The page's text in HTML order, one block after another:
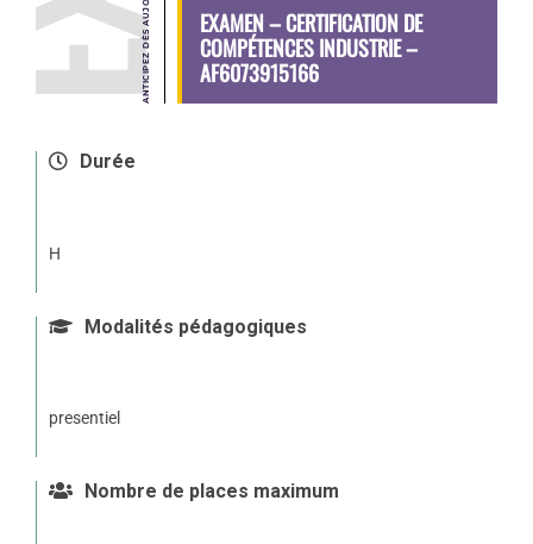
EXAMEN – CERTIFICATION DE
COMPÉTENCES INDUSTRIE –
AF6073915166
Durée
H
Modalités pédagogiques
presentiel
Nombre de places maximum